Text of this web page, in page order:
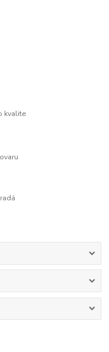
kvalite